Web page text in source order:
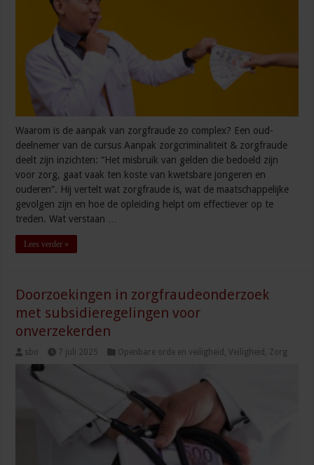
Waarom is de aanpak van zorgfraude zo complex? Een oud-
deelnemer van de cursus Aanpak zorgcriminaliteit & zorgfraude
deelt zijn inzichten: “Het misbruik van gelden die bedoeld zijn
voor zorg, gaat vaak ten koste van kwetsbare jongeren en
ouderen”. Hij vertelt wat zorgfraude is, wat de maatschappelijke
gevolgen zijn en hoe de opleiding helpt om effectiever op te
treden. Wat verstaan …
Lees verder »
Doorzoekingen in zorgfraudeonderzoek
met subsidieregelingen voor
onverzekerden
sbo 7 juli 2025 Openbare orde en veiligheid ,Veiligheid Zorg